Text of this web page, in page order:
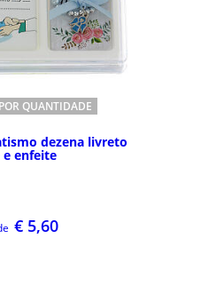
QUANTIDADE
dezena livreto
e enfeite
€ 5,60